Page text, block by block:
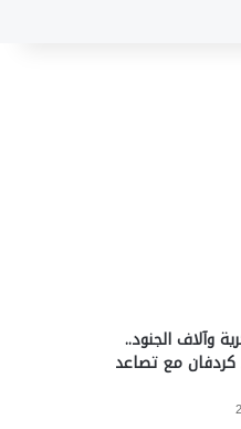
وآلاف الجنود..
مع تصاعد